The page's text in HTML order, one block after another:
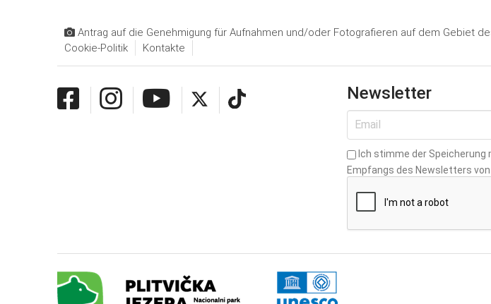
Antrag auf die Genehmigung für Aufnahmen und/oder Fotografieren auf dem Gebiet
Cookie-Politik
Kontakte
Newsletter
Ich stimme der Speicherung
Empfangs des Newsletters